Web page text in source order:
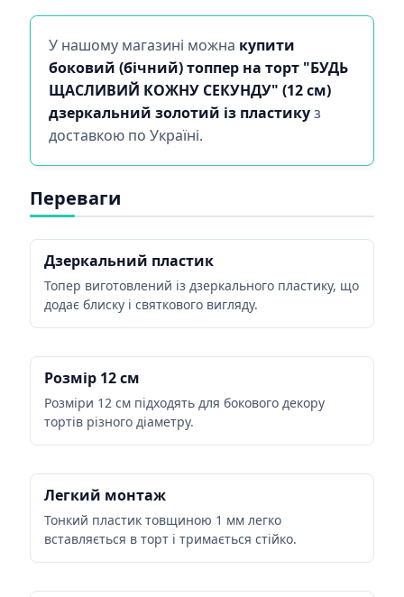
У нашому магазині можна купити
боковий (бічний) топпер на торт "БУДЬ
ЩАСЛИВИЙ КОЖНУ СЕКУНДУ" (12 см)
дзеркальний золотий із пластикуз
доставкою по Україні.
Переваги
Дзеркальний пластик
Топер виготовлений із дзеркального пластику, що
додає блиску і святкового вигляду.
Розмір 12 см
Розміри 12 см підходять для бокового декору
тортів різного діаметру.
Легкий монтаж
Тонкий пластик товщиною 1 мм легко
вставляється в торт і тримається стійко.